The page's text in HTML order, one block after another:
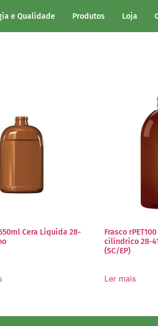
e Qualidade Produtos Loja
Cera Liquida 28-
Frasco
cilíndrico 28-
(SC/EP)
Ler mais